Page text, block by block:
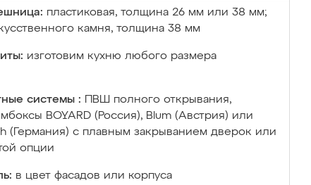
пластиковая, толщина 26 мм или 38 мм;
камня, толщина 38 мм
изготовим кухню любого размера
системы :
ПВШ полного открывания,
BOYARD (Россия), Blum (Австрия) или
(Германия) с плавным закрыванием дверок или
опции
в цвет фасадов или корпуса